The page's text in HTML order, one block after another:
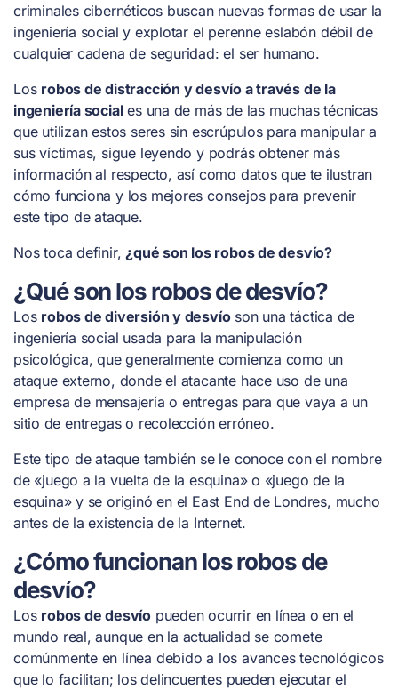
criminales cibernéticos buscan nuevas formas de usar la
ingeniería social y explotar el perenne eslabón débil de
cualquier cadena de seguridad: el ser humano.
Los robos de distracción y desvío a través de la
ingeniería sociales una de más de las muchas técnicas
que utilizan estos seres sin escrúpulos para manipular a
sus víctimas, sigue leyendo y podrás obtener más
información al respecto, así como datos que te ilustran
cómo funciona y los mejores consejos para prevenir
este tipo de ataque.
Nos toca definir, ¿qué son los robos de desvío?
¿Qué son los robos de desvío?
Los robos de diversión y desvíoson una táctica de
ingeniería social usada para la manipulación
psicológica, que generalmente comienza como un
ataque externo, donde el atacante hace uso de una
empresa de mensajería o entregas para que vaya a un
sitio de entregas o recolección erróneo.
Este tipo de ataque también se le conoce con el nombre
de «juego a la vuelta de la esquina» o «juego de la
esquina» y se originó en el East End de Londres, mucho
antes de la existencia de la Internet.
¿Cómo funcionan los robos de
desvío?
Los robos de desvíopueden ocurrir en línea o en el
mundo real, aunque en la actualidad se comete
comúnmente en línea debido a los avances tecnológicos
que lo facilitan; los delincuentes pueden ejecutar el